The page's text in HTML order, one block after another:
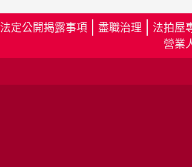
法定公開揭露事項 盡職治理 法拍屋
營業